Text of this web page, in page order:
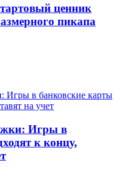
ценник
пикапа
Игры в
к концу,